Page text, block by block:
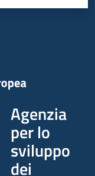
Agenzia
per lo
sviluppo
dei